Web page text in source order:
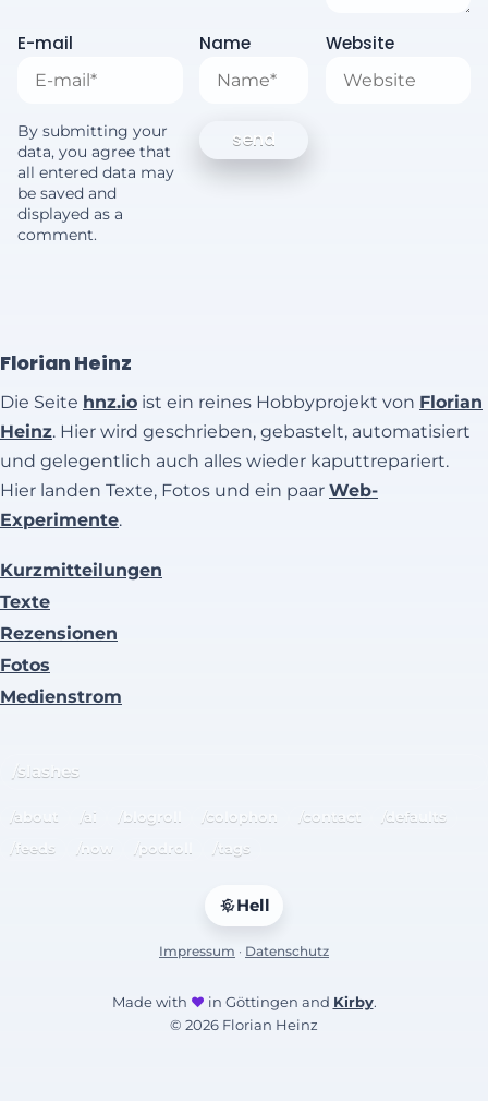
E-mail Name Website
By submitting your
data, you agree that
all entered data may
be saved and
displayed as a
comment.
Florian Heinz
Die Seite hnz.io ist ein reines Hobbyprojekt von Florian
Heinz. Hier wird geschrieben, gebastelt, automatisiert
und gelegentlich auch alles wieder kaputtrepariert.
Hier landen Texte, Fotos und ein paar Web-
Experimente.
Kurzmitteilungen
Texte
Rezensionen
Fotos
Medienstrom
/slashes
/about /ai /blogroll /colophon /contact
/defaults
/feeds
/now /podroll /tags
Hell
Impressum · Datenschutz
Made with ♥ in Göttingen and Kirby.
© 2026 Florian Heinz